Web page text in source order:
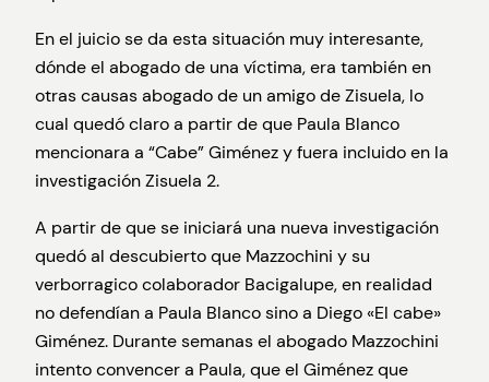
En el juicio se da esta situación muy interesante,
dónde el abogado de una víctima, era también en
otras causas abogado de un amigo de Zisuela, lo
cual quedó claro a partir de que Paula Blanco
mencionara a “Cabe” Giménez y fuera incluido en la
investigación Zisuela 2.
A partir de que se iniciará una nueva investigación
quedó al descubierto que Mazzochini y su
verborragico colaborador Bacigalupe, en realidad
no defendían a Paula Blanco sino a Diego «El cabe»
Giménez. Durante semanas el abogado Mazzochini
intento convencer a Paula, que el Giménez que